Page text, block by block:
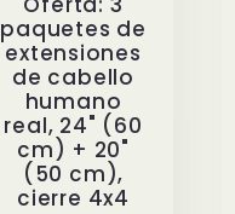
paquetes de
extensiones
de cabello
humano
real, 24" (60
cm) + 20"
(50 cm),
cierre 4x4